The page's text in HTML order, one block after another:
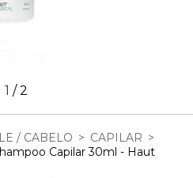
1 /2
/ CABELO > CAPILAR >
Capilar 30ml - Haut